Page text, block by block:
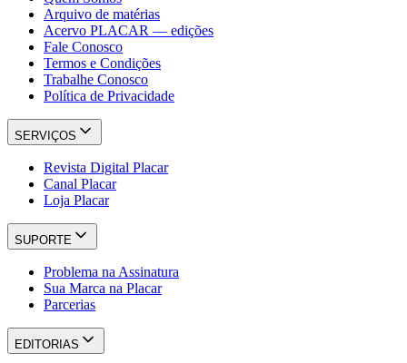
Arquivo de matérias
Acervo PLACAR — edições
Fale Conosco
Termos e Condições
Trabalhe Conosco
Política de Privacidade
SERVIÇOS
Revista Digital Placar
Canal Placar
Loja Placar
SUPORTE
Problema na Assinatura
Sua Marca na Placar
Parcerias
EDITORIAS